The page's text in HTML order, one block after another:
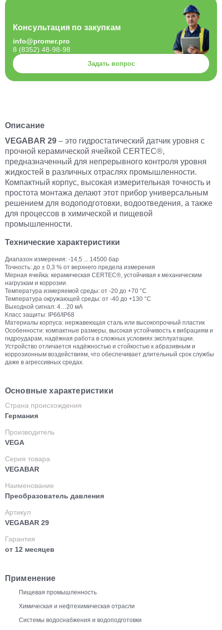
Описание
VEGABAR 29 – это гидростатический датчик уровня с
прочной керамической ячейкой CERTEC®,
предназначенный для непрерывного контроля уровня
жидкостей в различных отраслях промышленности.
Компактный корпус, высокая измерительная точность и
простота монтажа делают этот прибор универсальным
решением для водоподготовки, водоотведения, а также
для процессов в химической и пищевой
промышленности.
Технические характеристики
Диапазон измерения: -14,5 ... 14500 бар
Точность: до ± 0,3 % от верхнего предела измерения
Мерная ячейка: керамическая CERTEC®, устойчивая к механическим
нагрузкам и коррозии.
Температура измеряемой среды: от -20 до +70 °C
Температура окружающей среды: от -40 до +130 °C
Выходной сигнал: 4…20 мА
Класс защиты: IP66/IP68
Материалы корпуса: нержавеющая сталь или высокопрочный пластик
Особенности: компактные размеры, высокая устойчивость к вибрациям и
гидроударам, надёжная работа в сложных условиях эксплуатации.
Устройство отличается надёжностью и стойкостью к абразивным и
коррозионным воздействиям, что обеспечивает длительный срок службы
даже в агрессивных средах.
Основные характеристики
Страна происхождения
Германия
Производитель
VEGA
Серия товара
VEGABAR
Наименование
Преобразователь давления
Артикул
VEGABAR 29
Гарантия
от 12 месяцев
Применение
Пищевая промышленность
Химическая и нефтехимическая отрасли
Системы водоснабжения и водоподготовки
Консультация по закупкам
info@promer.pro
8 (8352) 48-98-98
Задать вопрос